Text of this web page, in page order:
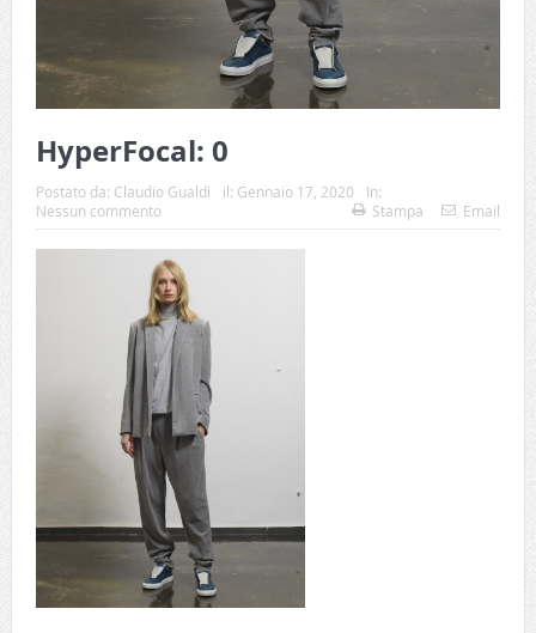
HyperFocal: 0
Postato da: Claudio Gualdi il: Gennaio 17, 2020
In:
Nessun commento
Stampa Email